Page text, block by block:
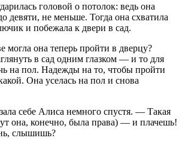
головой о потолок: ведь она
девяти, не меньше. Тогда она схватила
и побежала к двери в сад.
могла она теперь пройти в дверцу?
в сад одним глазком — и то для
на пол. Надежды на то, чтобы пройти
Она уселась на пол и снова
себе Алиса немного спустя. — Такая
она, конечно, была права) — и плачешь!
слышишь?